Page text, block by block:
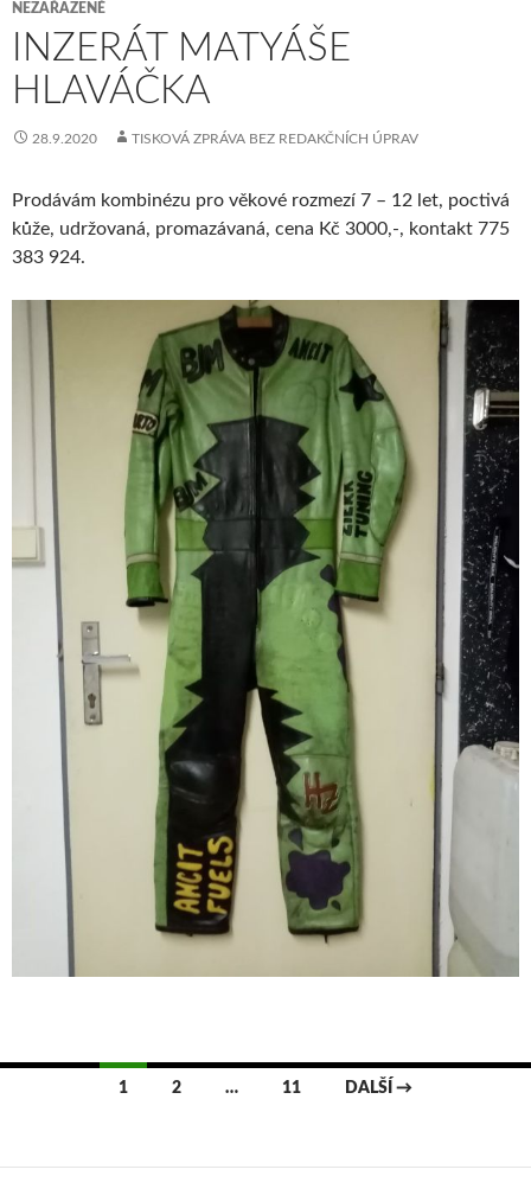
NEZAŘAZENÉ
INZERÁT MATYÁŠE
HLAVÁČKA
28.9.2020 TISKOVÁ ZPRÁVA BEZ REDAKČNÍCH ÚPRAV
Prodávám kombinézu pro věkové rozmezí 7 – 12 let, poctivá
kůže, udržovaná, promazávaná, cena Kč 3000,-, kontakt 775
383 924.
pro
1 2 … 11 DALŠÍ →